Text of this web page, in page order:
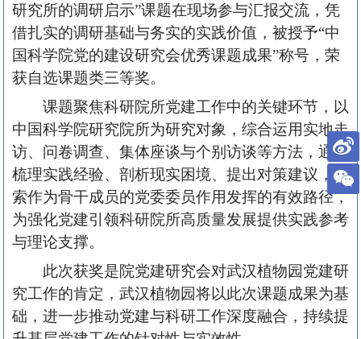
研究所的调研启示”课题在现场参与汇报交流，凭
借扎实的调研基础与务实的实践价值，被授予“中
国科学院党的建设研究会优秀课题成果”称号，荣
获自选课题类三等奖。
课题聚焦科研院所党建工作中的关键环节，以
中国科学院研究院所为研究对象，综合运用实地走
访、问卷调查、集体座谈与个别访谈等方法，通过
梳理实践经验、剖析现实困境、提出对策建议，探
索作为骨干成员的党委委员作用发挥的有效路径，
为强化党建引领科研院所高质量发展提供实践参考
与理论支撑。
此次获奖是院党建研究会对武汉植物园党建研
究工作的肯定，武汉植物园将以此次课题成果为基
础，进一步推动党建与科研工作深度融合，持续提